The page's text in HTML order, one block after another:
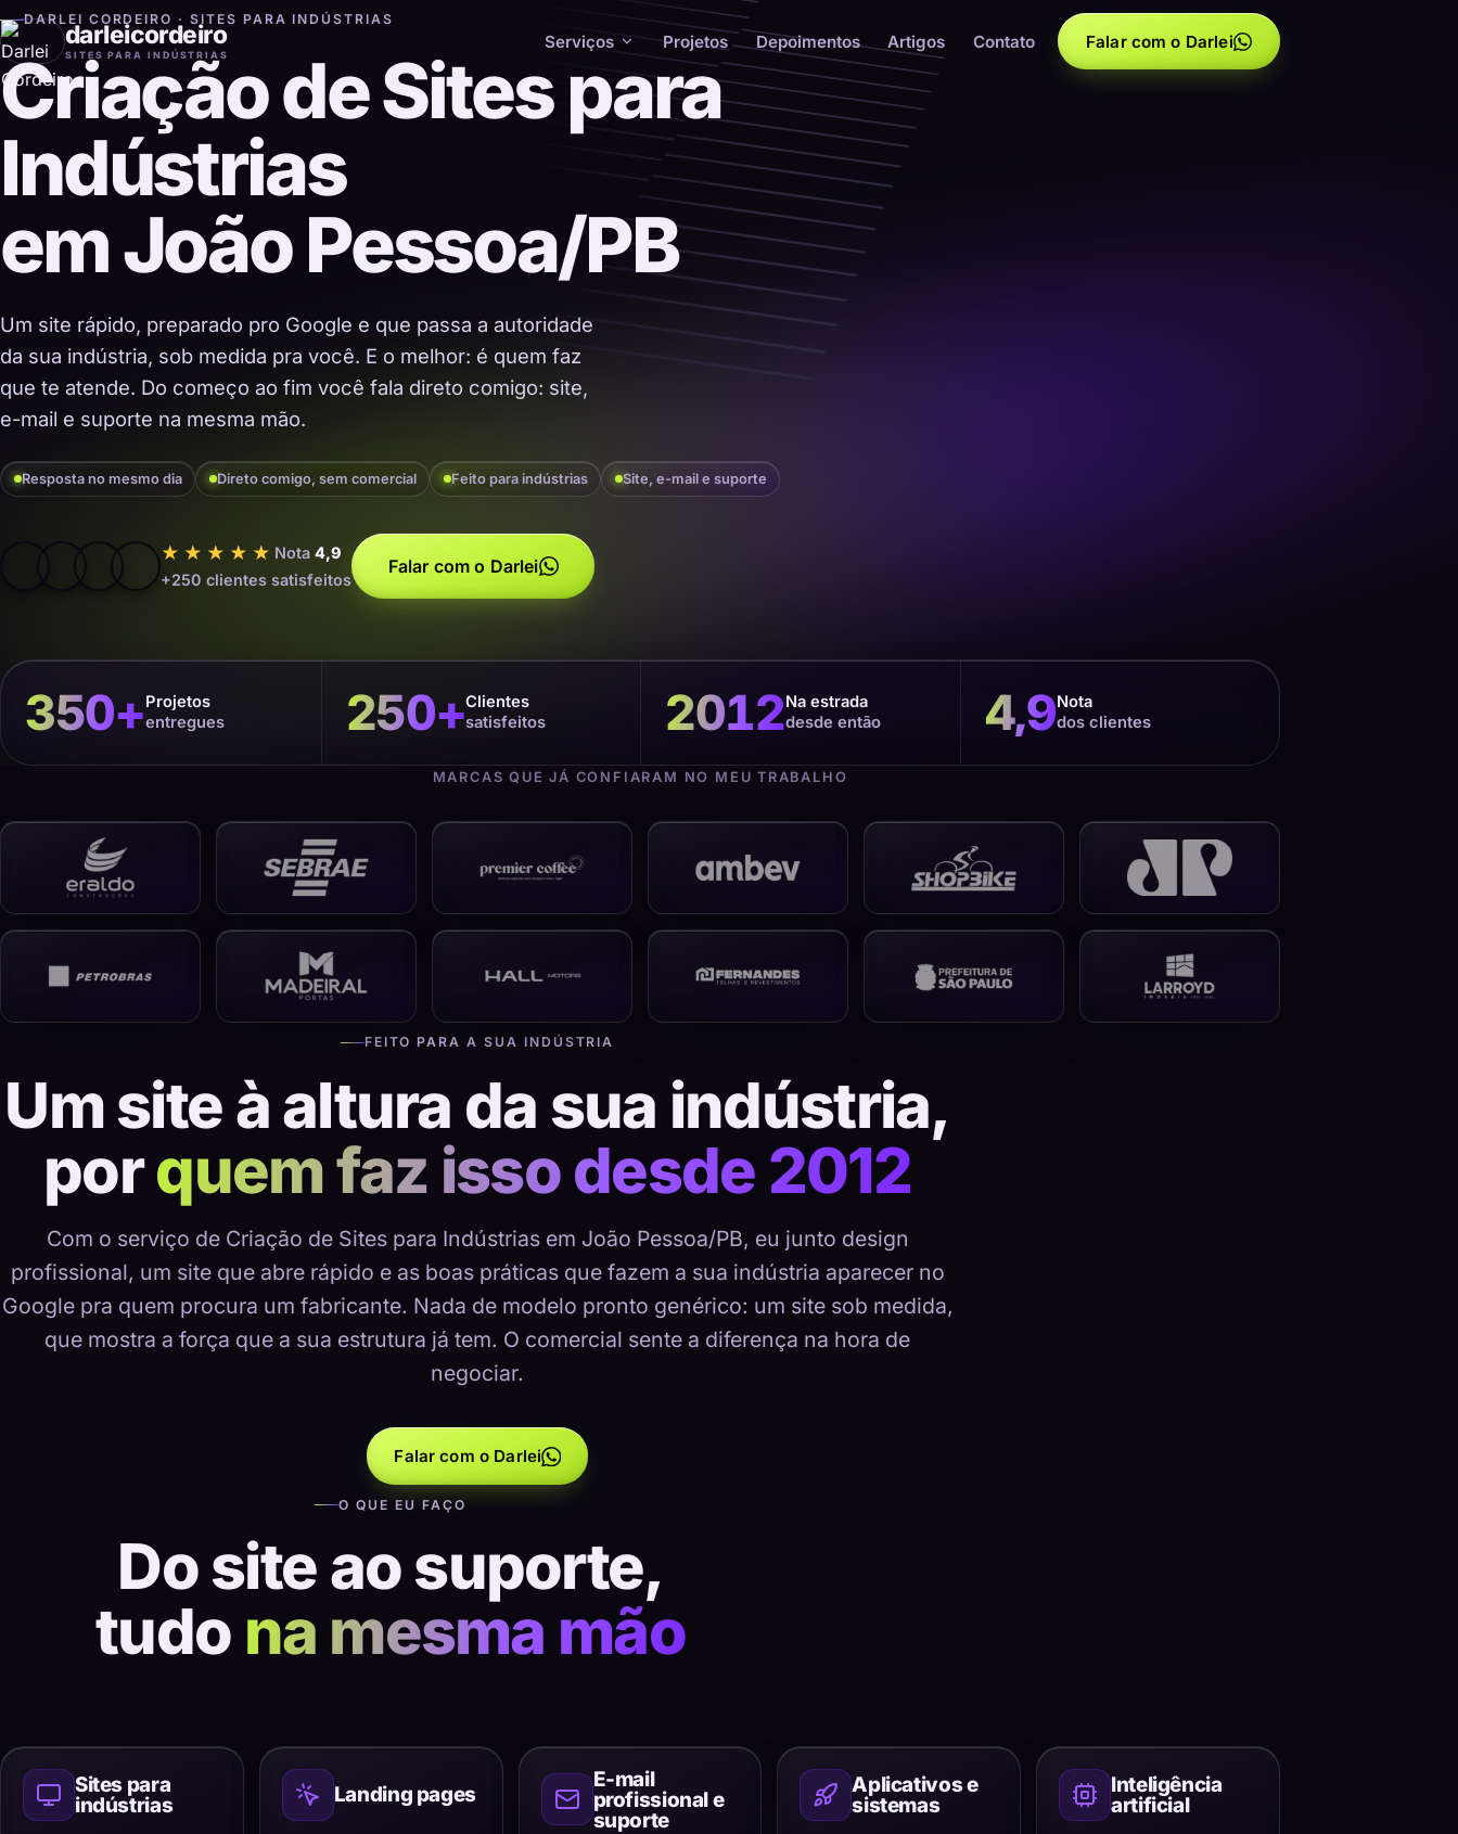
darleicordeiro
SITES PARA INDÚSTRIAS
Serviços Projetos Depoimentos Artigos Contato Falar com o Darlei
DARLEI CORDEIRO · SITES PARA INDÚSTRIAS
Criação de Sites para
Indústrias
em João Pessoa/PB
Um site rápido, preparado pro Google e que passa a autoridade
da sua indústria, sob medida pra você. E o melhor: é quem faz
que te atende. Do começo ao fim você fala direto comigo: site,
e-mail e suporte na mesma mão.
Resposta no mesmo dia Direto comigo, sem comercial Feito para indústrias Site, e-mail e suporte
★★★★★ Nota 4,9
+250 clientes satisfeitos
Falar com o Darlei
350+Projetos
entregues
250+Clientes
satisfeitos
2012Na estrada
desde então
4,9Nota
dos clientes
MARCAS QUE JÁ CONFIARAM NO MEU TRABALHO
FEITO PARA A SUA INDÚSTRIA
Um site à altura da sua indústria,
porquem faz isso desde 2012
Com o serviço de Criação de Sites para Indústrias em João Pessoa/PB, eu junto design
profissional, um site que abre rápido e as boas práticas que fazem a sua indústria aparecer no
Google pra quem procura um fabricante. Nada de modelo pronto genérico: um site sob medida,
que mostra a força que a sua estrutura já tem. O comercial sente a diferença na hora de
negociar.
Falar com o Darlei
O QUE EU FAÇO
Do site ao suporte,
tudo na mesma mão
Sites para
indústrias
Landing pages
E-mail
profissional e
suporte
Aplicativos e
sistemas
Inteligência
artificial